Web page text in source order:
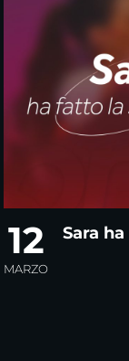
12
MARZO
Sara